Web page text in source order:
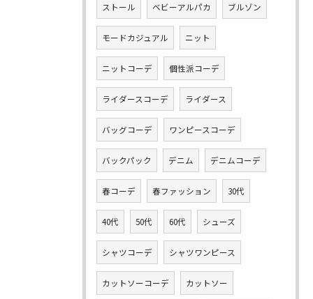
ストール ベビーアルパカ ブルゾン
モードカジュアル ニット
ニットコーデ 個性派コーデ
ライダースコーデ ライダース
バッグコーデ ワンピースコーデ
バックパック デニム デニムコーデ
春コーデ 春ファッション 30代
40代 50代 60代 シューズ
シャツコーデ シャツワンピース
カットソーコーデ カットソー